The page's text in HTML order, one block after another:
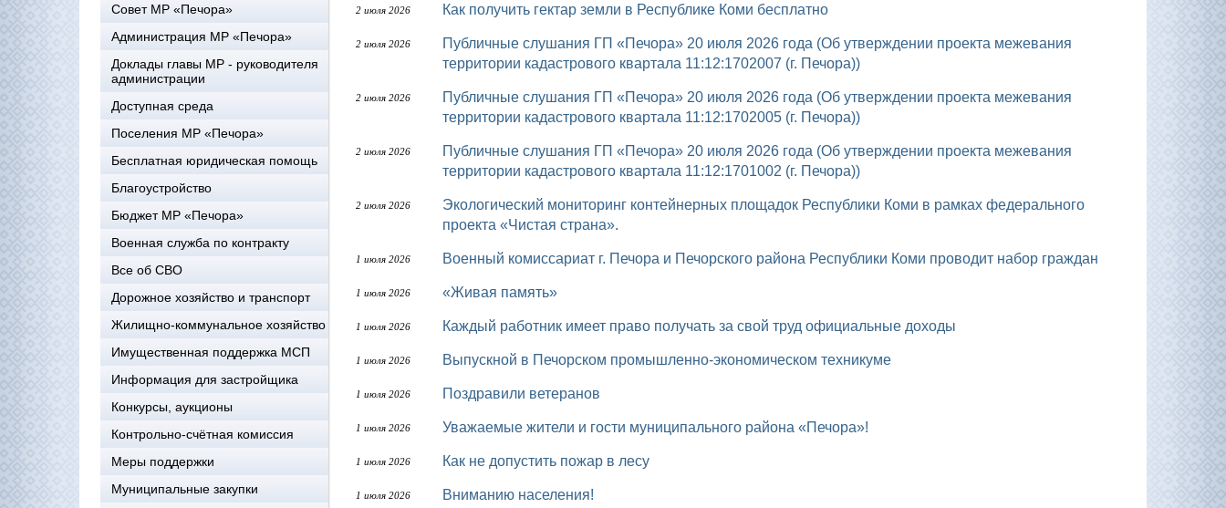
Совет МР «Печора»
Администрация МР «Печора»
Доклады главы МР - руководителя
администрации
Доступная среда
Поселения МР «Печора»
Бесплатная юридическая помощь
Благоустройство
Бюджет МР «Печора»
Военная служба по контракту
Все об СВО
Дорожное хозяйство и транспорт
Жилищно-коммунальное хозяйство
Имущественная поддержка МСП
Информация для застройщика
Конкурсы, аукционы
Контрольно-счётная комиссия
Меры поддержки
Муниципальные закупки
2 июля 2026 Как получить гектар земли в Республике Коми бесплатно
2 июля 2026
Публичные слушания ГП «Печора» 20 июля 2026 года (Об утверждении проекта межевания
территории кадастрового квартала 11:12:1702007 (г. Печора))
2 июля 2026
Публичные слушания ГП «Печора» 20 июля 2026 года (Об утверждении проекта межевания
территории кадастрового квартала 11:12:1702005 (г. Печора))
2 июля 2026
Публичные слушания ГП «Печора» 20 июля 2026 года (Об утверждении проекта межевания
территории кадастрового квартала 11:12:1701002 (г. Печора))
2 июля 2026
Экологический мониторинг контейнерных площадок Республики Коми в рамках федерального
проекта «Чистая страна».
1 июля 2026 Военный комиссариат г. Печора и Печорского района Республики Коми проводит набор граждан
1 июля 2026 «Живая память»
1 июля 2026 Каждый работник имеет право получать за свой труд официальные доходы
1 июля 2026 Выпускной в Печорском промышленно-экономическом техникуме
1 июля 2026 Поздравили ветеранов
1 июля 2026 Уважаемые жители и гости муниципального района «Печора»!
1 июля 2026 Как не допустить пожар в лесу
1 июля 2026 Вниманию населения!